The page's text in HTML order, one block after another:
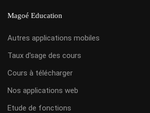
Magoé Education
Autres applications mobiles
Taux d'sage des cours
Cours à télécharger
Nos applications web
Etude de fonctions